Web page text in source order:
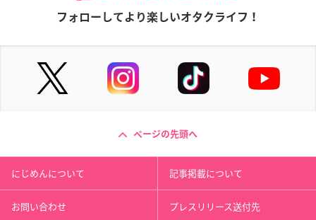
フォローしてより楽しいオタクライフ！
ページの先頭へ
にじめんについて 記事掲載について
お問い合わせ プレスリリース送付先